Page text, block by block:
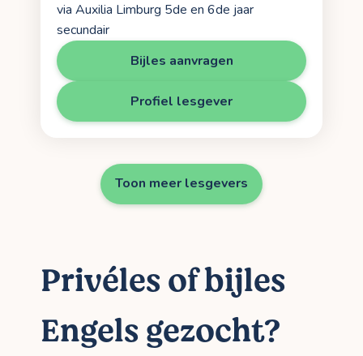
via Auxilia Limburg 5de en 6de jaar
secundair
Bijles aanvragen
Profiel lesgever
Toon meer lesgevers
Privéles of bijles
Engels gezocht?